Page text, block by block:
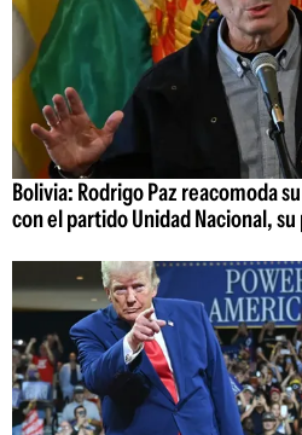
Bolivia: Rodrigo Paz reacomoda
con el partido Unidad Nacional,